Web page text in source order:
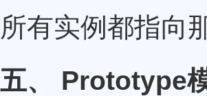
所有实例都指向
五、 Prototype